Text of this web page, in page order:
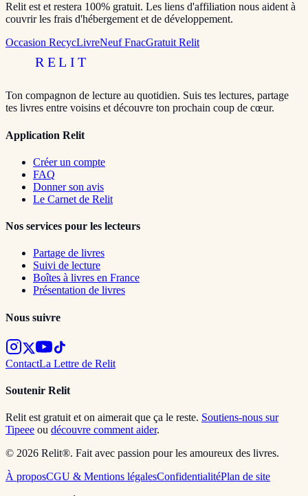
Relit est et restera 100% gratuit. Les liens d'affiliation nous aident à
couvrir les frais d'hébergement et de développement.
Occasion RecycLivreNeuf FnacGratuit Relit
RELIT
Ton compagnon de lecture au quotidien. Suis tes lectures, partage
tes livres entre voisins et découvre ton prochain coup de cœur.
Application Relit
Créer un compte
FAQ
Donner son avis
Le Carnet de Relit
Nos services pour les lecteurs
Partage de livres
Suivi de lecture
Boîtes à livres en France
Présentation de livres
Nous suivre
ContactLa Lettre de Relit
Soutenir Relit
Relit est gratuit et on aimerait que ça le reste. Soutiens-nous sur
Tipeee ou découvre comment aider.
© 2026 Relit®. Fait avec passion pour les amoureux des livres.
À proposCGU & Mentions légalesConfidentialitéPlan de site